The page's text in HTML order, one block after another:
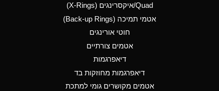
(Aqueous)
Aluminum Phosphate
Ammonia Anhydrous
D
Quad/איקסרינגים (X-Rings)
אטמי תמיכה (Back-up Rings)
חוטי אורינגים
אטמים צורתיים
דיאפרגמות
דיאפרגמות מחוזקות בד
אטמים מקושרים גומי למתכת